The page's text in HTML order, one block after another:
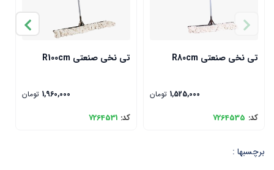
تی نخی صنعتی R80cm
1,525,000 تومان
کد: 7264535
تی نخی صنعتی R100cm
1,960,000 تومان
کد: 7264531
برچسبها :